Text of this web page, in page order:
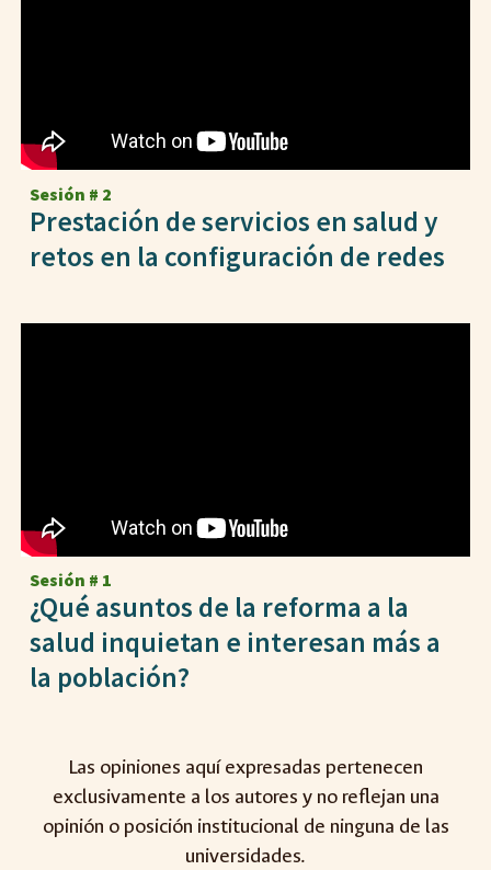
Sesión # 2
Prestación de servicios en salud y
retos en la configuración de redes
Sesión # 1
¿Qué asuntos de la reforma a la
salud inquietan e interesan más a
la población?
Las opiniones aquí expresadas pertenecen
exclusivamente a los autores y no reflejan una
opinión o posición institucional de ninguna de las
universidades.